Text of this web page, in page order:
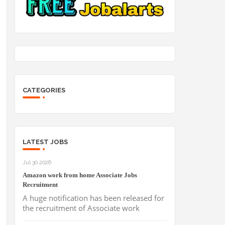
CATEGORIES
LATEST JOBS
Jul 30 2026
Amazon work from home Associate Jobs
Recruitment
A huge notification has been released for
the recruitment of Associate work